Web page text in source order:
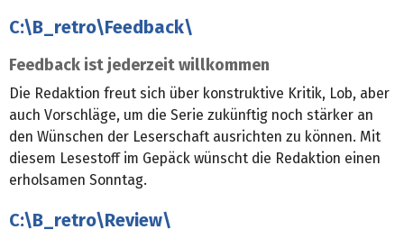
C:\B_retro\Feedback\
Feedback ist jederzeit willkommen
Die Redaktion freut sich über konstruktive Kritik, Lob, aber
auch Vorschläge, um die Serie zukünftig noch stärker an
den Wünschen der Leserschaft ausrichten zu können. Mit
diesem Lesestoff im Gepäck wünscht die Redaktion einen
erholsamen Sonntag.
C:\B_retro\Review\